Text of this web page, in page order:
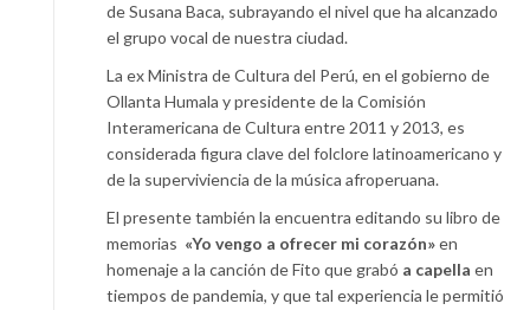
de Susana Baca, subrayando el nivel que ha alcanzado
el grupo vocal de nuestra ciudad.
La ex Ministra de Cultura del Perú, en el gobierno de
Ollanta Humala y presidente de la Comisión
Interamericana de Cultura entre 2011 y 2013, es
considerada figura clave del folclore latinoamericano y
de la superviviencia de la música afroperuana.
El presente también la encuentra editando su libro de
memorias «Yo vengo a ofrecer mi corazón»en
homenaje a la canción de Fito que grabó a capella en
tiempos de pandemia, y que tal experiencia le permitió